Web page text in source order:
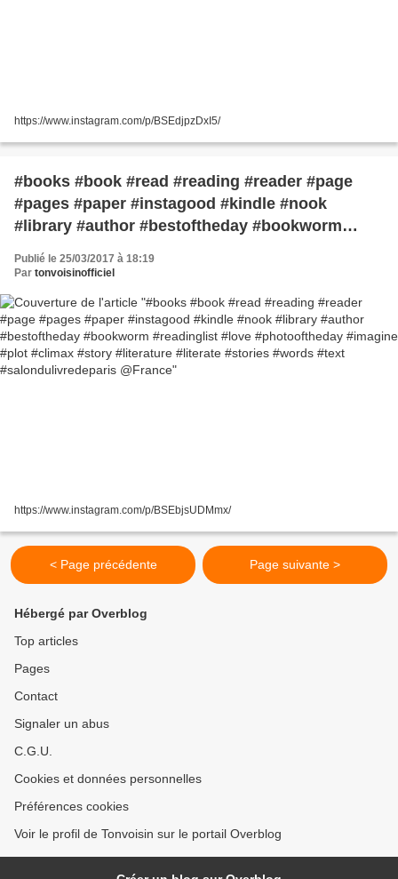
https://www.instagram.com/p/BSEdjpzDxI5/
#books #book #read #reading #reader #page
#pages #paper #instagood #kindle #nook
#library #author #bestoftheday #bookworm
#plot #climax #story #literature #literate #stories
Publié le 25/03/2017 à 18:19
Par tonvoisinofficiel
https://www.instagram.com/p/BSEbjsUDMmx/
< Page précédente Page suivante >
Hébergé par Overblog
Top articles
Pages
Contact
Signaler un abus
C.G.U.
Cookies et données personnelles
Préférences cookies
Voir le profil de Tonvoisin sur le portail Overblog